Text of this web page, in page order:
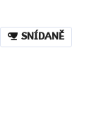
SNÍDANĚ